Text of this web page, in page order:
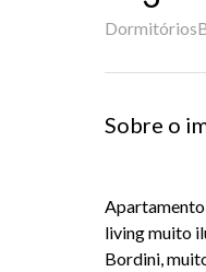
Dormitórios
Sobre o
living muito
Bordini,